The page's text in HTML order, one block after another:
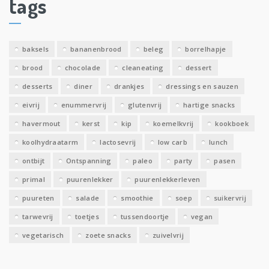
e
v
tags
baksels bananenbrood beleg borrelhapje
brood chocolade cleaneating dessert
desserts diner drankjes dressings en sauzen
eivrij enummervrij glutenvrij hartige snacks
havermout kerst kip koemelkvrij kookboek
koolhydraatarm lactosevrij low carb lunch
ontbijt Ontspanning paleo party pasen
primal puurenlekker puurenlekkerleven
puureten salade smoothie soep suikervrij
tarwevrij toetjes tussendoortje vegan
vegetarisch zoete snacks zuivelvrij